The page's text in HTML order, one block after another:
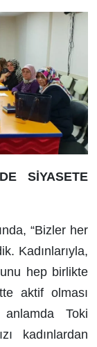
SİYASETE
“Bizler her
Kadınlarıyla,
hep birlikte
aktif olması
Toki
kadınlardan